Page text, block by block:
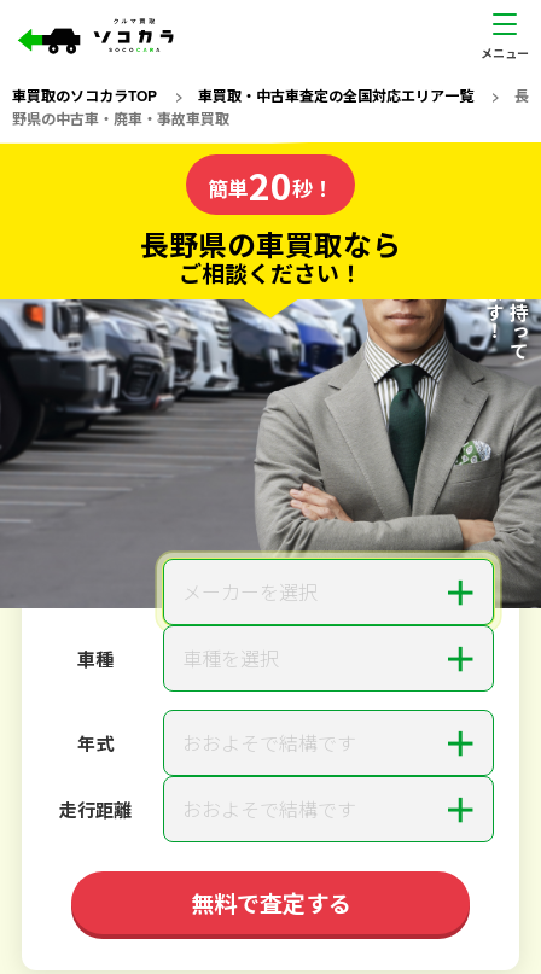
車買取のソコカラTOP > 車買取・中古車査定の全国対応エリア一覧> 長
野県の中古車・廃車・事故車買取
の車買取なら
ソコカラの
電話か出張か、高い方の査定を提案。
だから高価買取!
私たちが責任を持って
査定いたします！
簡単20秒！
長野県の車買取なら
ご相談ください！
20秒で入力完了！
無料で カンタンWeb査定
ご依頼いただいたお車を丁寧に査定いたします
メーカーを選択 ＋
車種 車種を選択 ＋
年式 おおよそで結構です ＋
走行距離 おおよそで結構です ＋
無料で査定する